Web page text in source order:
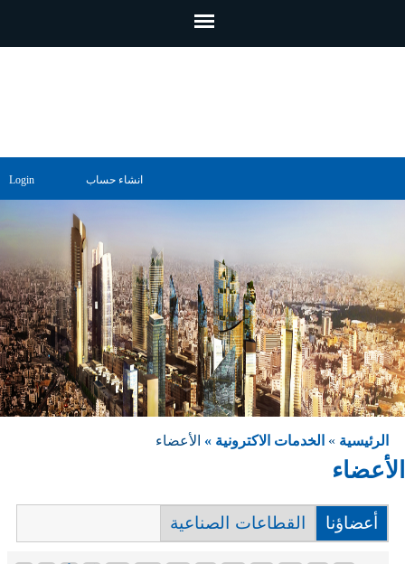
انشاء حساب Login
الرئيسية » الخدمات الاكترونية » الأعضاء
الأعضاء
أعضاؤنا القطاعات الصناعية